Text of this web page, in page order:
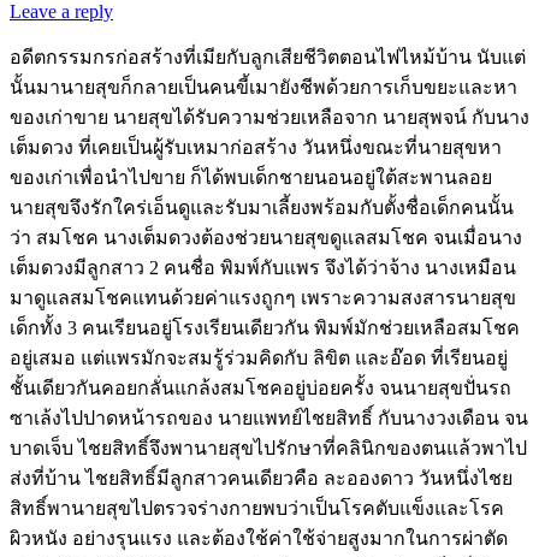
Leave a reply
อดีตกรรมกรก่อสร้างที่เมียกับลูกเสียชีวิตตอนไฟไหม้บ้าน นับแต่
นั้นมานายสุขก็กลายเป็นคนขี้เมายังชีพด้วยการเก็บขยะและหา
ของเก่าขาย นายสุขได้รับความช่วยเหลือจาก นายสุพจน์ กับนาง
เต็มดวง ที่เคยเป็นผู้รับเหมาก่อสร้าง วันหนึ่งขณะที่นายสุขหา
ของเก่าเพื่อนำไปขาย ก็ได้พบเด็กชายนอนอยู่ใต้สะพานลอย
นายสุขจึงรักใคร่เอ็นดูและรับมาเลี้ยงพร้อมกับตั้งชื่อเด็กคนนั้น
ว่า สมโชค นางเต็มดวงต้องช่วยนายสุขดูแลสมโชค จนเมื่อนาง
เต็มดวงมีลูกสาว 2 คนชื่อ พิมพ์กับแพร จึงได้ว่าจ้าง นางเหมือน
มาดูแลสมโชคแทนด้วยค่าแรงถูกๆ เพราะความสงสารนายสุข
เด็กทั้ง 3 คนเรียนอยู่โรงเรียนเดียวกัน พิมพ์มักช่วยเหลือสมโชค
อยู่เสมอ แต่แพรมักจะสมรู้ร่วมคิดกับ ลิขิต และอ๊อด ที่เรียนอยู่
ชั้นเดียวกันคอยกลั่นแกล้งสมโชคอยู่บ่อยครั้ง จนนายสุขปั่นรถ
ซาเล้งไปปาดหน้ารถของ นายแพทย์ไชยสิทธิ์ กับนางวงเดือน จน
บาดเจ็บ ไชยสิทธิ์จึงพานายสุขไปรักษาที่คลินิกของตนแล้วพาไป
ส่งที่บ้าน ไชยสิทธิ์มีลูกสาวคนเดียวคือ ละอองดาว วันหนึ่งไชย
สิทธิ์พานายสุขไปตรวจร่างกายพบว่าเป็นโรคตับแข็งและโรค
ผิวหนัง อย่างรุนแรง และต้องใช้ค่าใช้จ่ายสูงมากในการผ่าตัด